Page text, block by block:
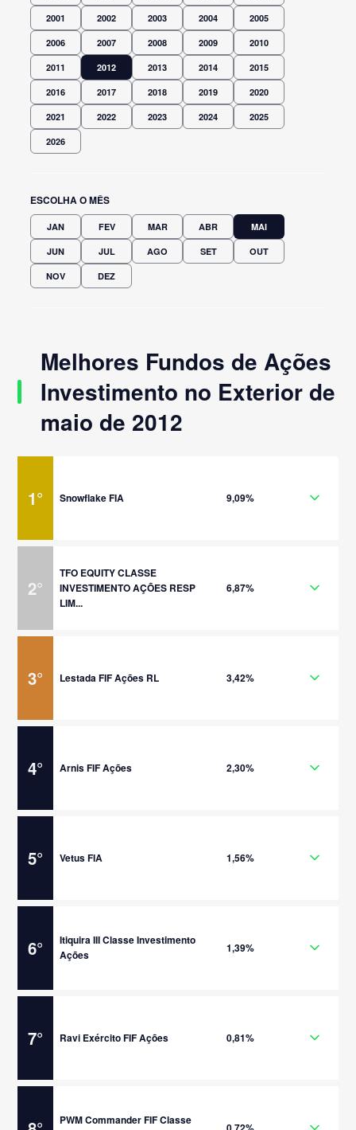
2001 2002 2003 2004 2005
2006 2007 2008 2009 2010
2011 2012 2013 2014 2015
2016 2017 2018 2019 2020
2021 2022 2023 2024 2025
2026
ESCOLHA O MÊS
JAN FEV MAR ABR MAI
JUN JUL AGO SET OUT
NOV DEZ
Melhores Fundos de Ações
Investimento no Exterior de
maio de 2012
1° Snowflake FIA 9,09%
2°
TFO EQUITY CLASSE
INVESTIMENTO AÇÕES RESP
LIM...
6,87%
3° Lestada FIF Ações RL 3,42%
4° Arnis FIF Ações 2,30%
5° Vetus FIA 1,56%
6°
Itiquira III Classe Investimento
Ações
1,39%
7° Ravi Exército FIF Ações 0,81%
PWM Commander FIF Classe